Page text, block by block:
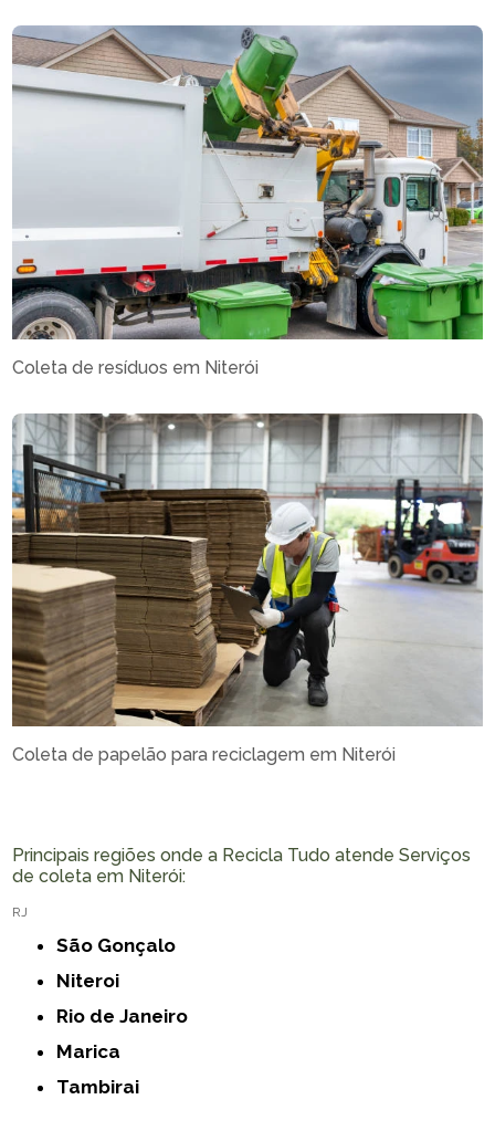
Coleta de resíduos em Niterói
Coleta de papelão para reciclagem em Niterói
Principais regiões onde a Recicla Tudo atende Serviços
de coleta em Niterói:
RJ
São Gonçalo
Niteroi
Rio de Janeiro
Marica
Tambirai